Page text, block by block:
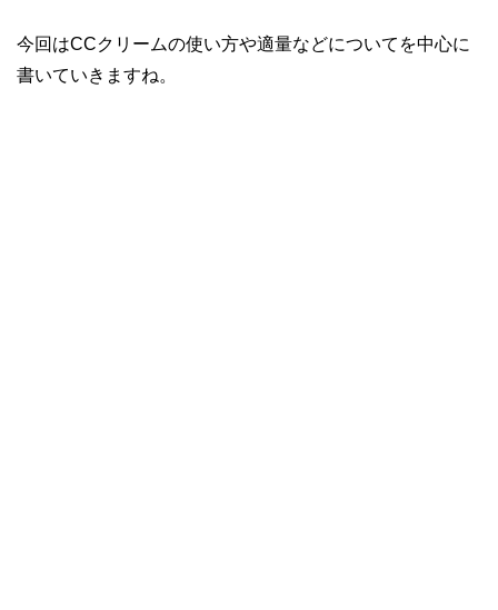
今回はCCクリームの使い方や適量などについてを中心に
書いていきますね。